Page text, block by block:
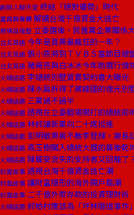
創辦人聊天室 終結「絕對優勢」時代
童再興專欄 解讀台灣千億資金大逃亡
商場自慢塾 立委選後，民進黨企業關係
台北耳語 今年是買票最瘋狂的一年？
台北耳語 張小燕將到ＴＶＢＳ當節目總
台北耳語 豬哥亮與白冰冰今年助選行情
火線話題 李總統別墅買賣契約書大曝光
火線話題 陳水扁拆得了蔣緯國的億元別
火線話題 三黨過不過半
火線話題 透視在立委戰場開打的總統前
火線話題 林郝讓新黨向二十席挺進
火線話題 彭明敏票房不敵李登輝，謝長
火線話題 高玉樹闖入總統大選的幕後乾
火線話題 陳履安流失的支持者又回籠了
封面故事 透視台灣千億資金逃亡潮
封面故事 讓財富隱形的海外開戶風潮
封面故事 二千億外幣存款的投資理財術
火線話題 郝柏村應該為「坪林隧道事件